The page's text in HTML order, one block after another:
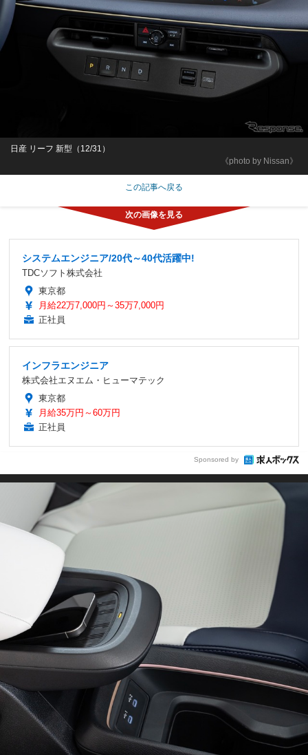
《photo by Nissan》
日産 リーフ 新型（12/31）
この記事へ戻る
システムエンジニア/20代～40代活躍中!
TDCソフト株式会社
東京都
月給22万7,000円～35万7,000円
正社員
インフラエンジニア
株式会社エヌエム・ヒューマテック
東京都
月給35万円～60万円
正社員
Sponsored by